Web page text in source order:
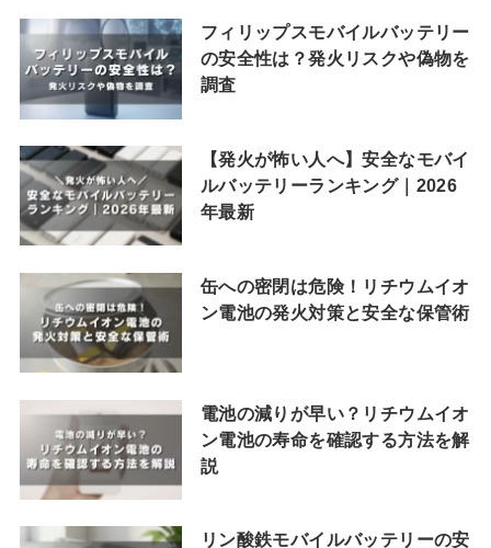
フィリップスモバイルバッテリー
の安全性は？発火リスクや偽物を
調査
【発火が怖い人へ】安全なモバイ
ルバッテリーランキング｜2026
年最新
缶への密閉は危険！リチウムイオ
ン電池の発火対策と安全な保管術
電池の減りが早い？リチウムイオ
ン電池の寿命を確認する方法を解
説
リン酸鉄モバイルバッテリーの安